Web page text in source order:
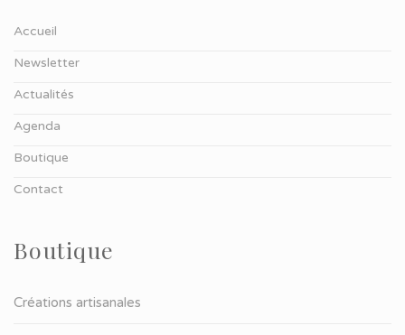
Accueil
Newsletter
Actualités
Agenda
Boutique
Contact
Boutique
Créations artisanales